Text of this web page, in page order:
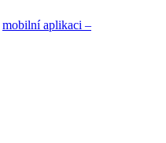
mobilní aplikaci –